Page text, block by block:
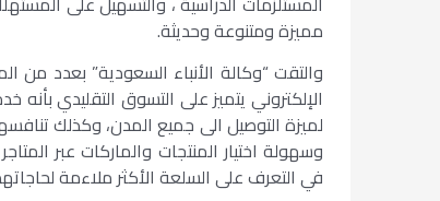
مميزة ومتنوعة وحديثة.
والتقت “وكالة الأنباء السعودية” بعدد
الإلكتروني يتميز على التسوق التقليدي
لميزة التوصيل الى جميع المدن، وكذلك
وسهولة اختيار المنتجات والماركات عبر
في التعرف على السلعة الأكثر ملاءمة